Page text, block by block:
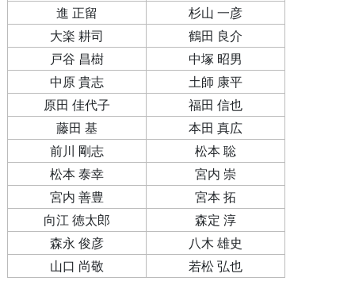
進 正留
杉山 一彦
大楽 耕司
鶴田 良介
戸谷 昌樹
中塚 昭男
中原 貴志
土師 康平
原田 佳代子
福田 信也
藤田 基
本田 真広
前川 剛志
松本 聡
松本 泰幸
宮内 崇
宮内 善豊
宮本 拓
向江 徳太郎
森定 淳
森永 俊彦
八木 雄史
山口 尚敬
若松 弘也